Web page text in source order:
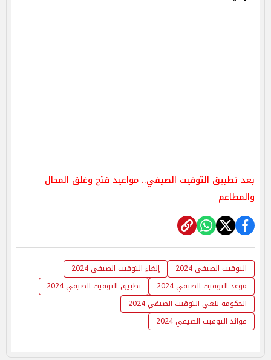
بعد تطبيق التوقيت الصيفي.. مواعيد فتح وغلق المحال
والمطاعم
التوقيت الصيفي 2024
إلغاء التوقيت الصيفي 2024
موعد التوقيت الصيفي 2024
تطبيق التوقيت الصيفي 2024
الحكومة تلغي التوقيت الصيفي 2024
فوائد التوقيت الصيفي 2024